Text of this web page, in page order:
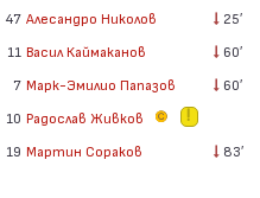
47 Алесандро Николов
25′
11 Васил Каймаканов
60′
7 Марк-Эмилио Папазов
60′
10 Радослав Живков
19 Мартин Сораков 83′